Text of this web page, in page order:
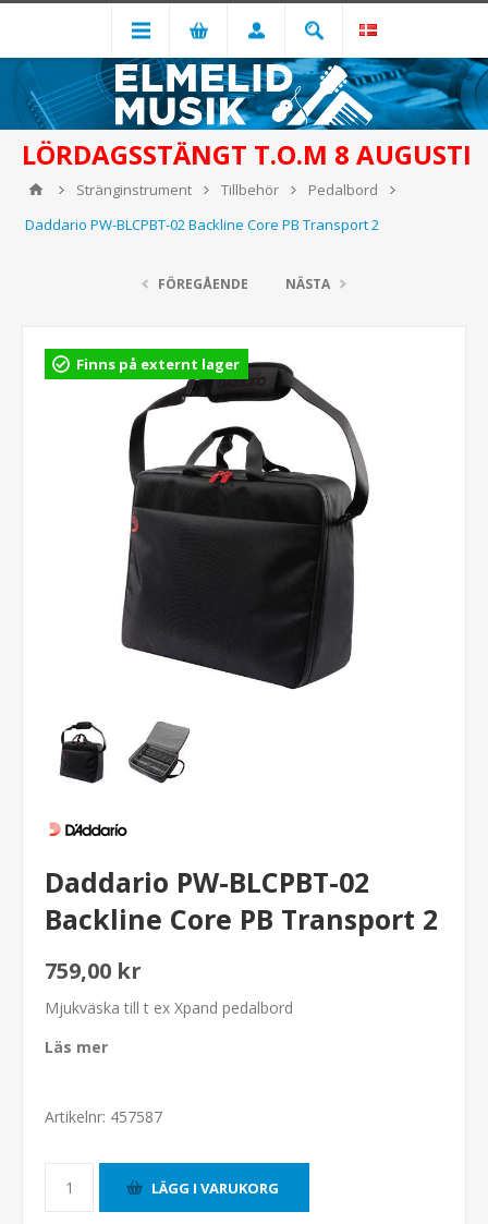
LÖRDAGSSTÄNGT T.O.M 8 AUGUSTI
Stränginstrument Tillbehör
Pedalbord
Daddario PW-BLCPBT-02 Backline Core PB Transport 2
FÖREGÅENDE NÄSTA
Finns på externt lager
Daddario PW-BLCPBT-02
Backline Core PB Transport 2
759,00 kr
Mjukväska till t ex Xpand pedalbord
Läs mer
Artikelnr: 457587